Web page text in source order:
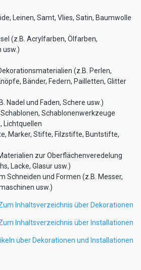
Leinen, Samt, Vlies, Satin, Baumwolle
(z.B. Acrylfarben, Ölfarben,
usw.)
(z.B. Perlen,
Bänder, Federn, Pailletten, Glitter
Nadel und Faden, Schere usw.)
Schablonen, Schablonenwerkzeuge
Lichtquellen
Marker, Stifte, Filzstifte, Buntstifte,
zur Oberflächenveredelung
Lacke, Glasur usw.)
Schneiden und Formen (z.B. Messer,
usw.)
Inhaltsverzeichnis über Dekorationen
Inhaltsverzeichnis über Installationen
über Dekorationen und Installationen